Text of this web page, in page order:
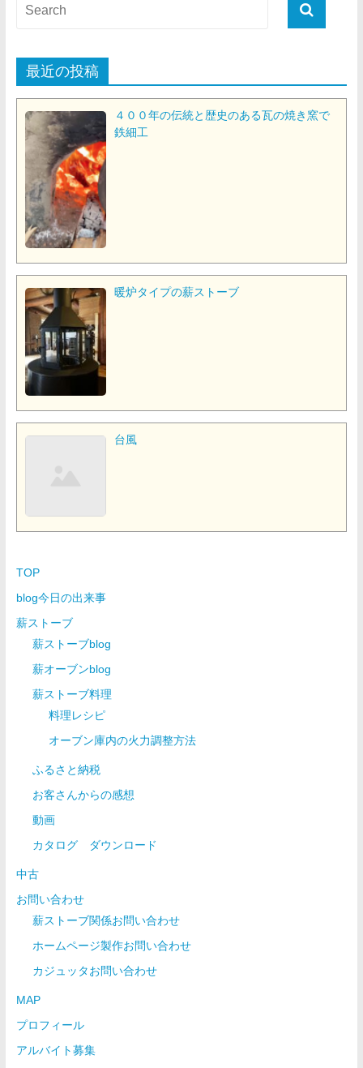
最近の投稿
４００年の伝統と歴史のある瓦の焼き窯で
鉄細工
暖炉タイプの薪ストーブ
台風
TOP
blog今日の出来事
薪ストーブ
薪ストーブblog
薪オーブンblog
薪ストーブ料理
料理レシピ
オーブン庫内の火力調整方法
ふるさと納税
お客さんからの感想
動画
カタログ ダウンロード
中古
お問い合わせ
薪ストーブ関係お問い合わせ
ホームページ製作お問い合わせ
カジュッタお問い合わせ
MAP
プロフィール
アルバイト募集